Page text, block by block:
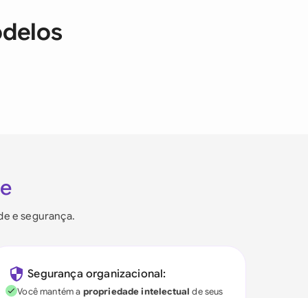
e segurança.
Segurança organizacional:
Você mantém a propriedade intelectual de seus